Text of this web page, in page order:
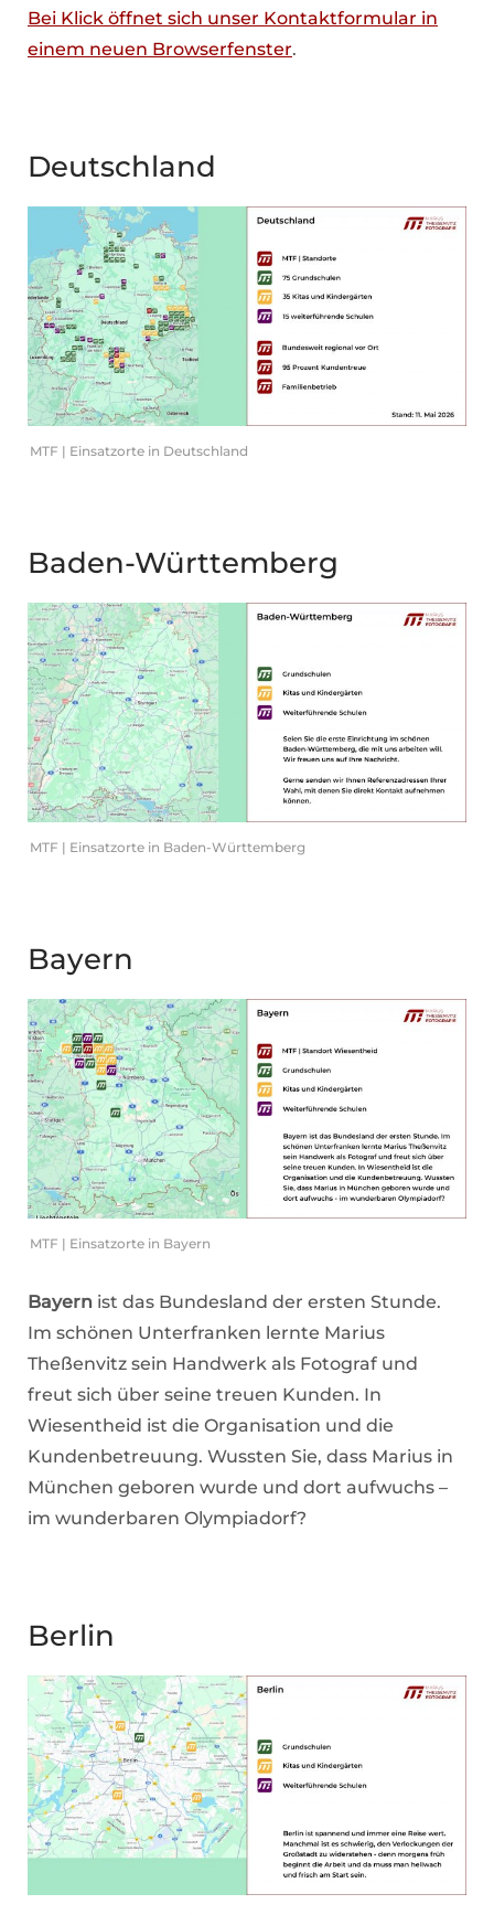
Bei Klick öffnet sich unser Kontaktformular in
einem neuen Browserfenster.
Deutschland
MTF | Einsatzorte in Deutschland
Baden-Württemberg
MTF | Einsatzorte in Baden-Württemberg
Bayern
MTF | Einsatzorte in Bayern
Bayern ist das Bundesland der ersten Stunde.
Im schönen Unterfranken lernte Marius
Theßenvitz sein Handwerk als Fotograf und
freut sich über seine treuen Kunden. In
Wiesentheid ist die Organisation und die
Kundenbetreuung. Wussten Sie, dass Marius in
München geboren wurde und dort aufwuchs –
im wunderbaren Olympiadorf?
Berlin